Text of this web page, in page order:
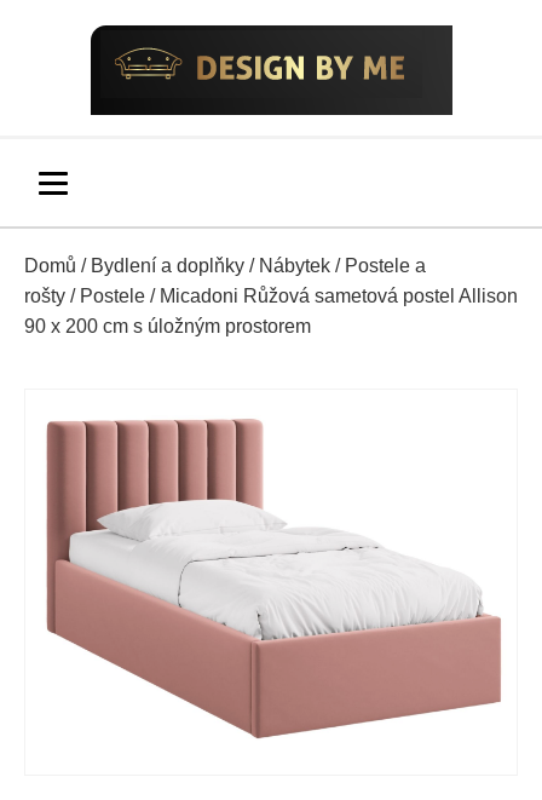
Domů / Bydlení a doplňky / Nábytek / Postele a
rošty / Postele / Micadoni Růžová sametová postel Allison
90 x 200 cm s úložným prostorem